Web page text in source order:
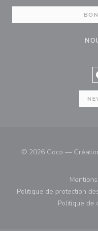
© 2026 Coco —
Politique de protection
Politique de